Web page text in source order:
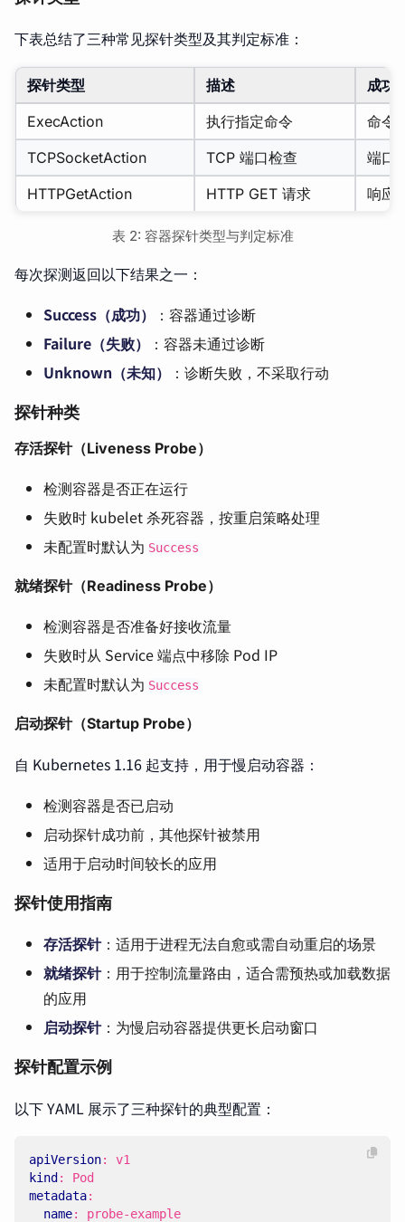
下表总结了三种常见探针类型及其判定标准：
探针类型 描述
成功
ExecAction
执行指定命令
命令
TCPSocketAction
TCP 端口检查
端口
HTTPGetAction
HTTP GET 请求 响应
表 2: 容器探针类型与判定标准
每次探测返回以下结果之一：
Success（成功）
：容器通过诊断
Failure（失败）
：容器未通过诊断
Unknown（未知）
：诊断失败，不采取行动
探针种类
存活探针（Liveness Probe）
检测容器是否正在运行
失败时 kubelet 杀死容器，按重启策略处理
未配置时默认为 Success
就绪探针（Readiness Probe）
检测容器是否准备好接收流量
失败时从 Service 端点中移除 Pod IP
未配置时默认为 Success
启动探针（Startup Probe）
自 Kubernetes 1.16 起支持，用于慢启动容器：
检测容器是否已启动
启动探针成功前，其他探针被禁用
适用于启动时间较长的应用
探针使用指南
存活探针：适用于进程无法自愈或需自动重启的场景
就绪探针：用于控制流量路由，适合需预热或加载数据
的应用
启动探针：为慢启动容器提供更长启动窗口
探针配置示例
以下 YAML 展示了三种探针的典型配置：
apiVersion:
v1
kind :
Pod
metadata:
name:
probe-example